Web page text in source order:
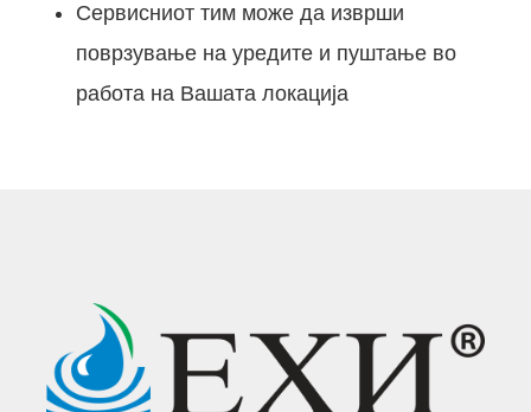
Сервисниот тим може да изврши
поврзување на уредите и пуштање во
работа на Вашата локација